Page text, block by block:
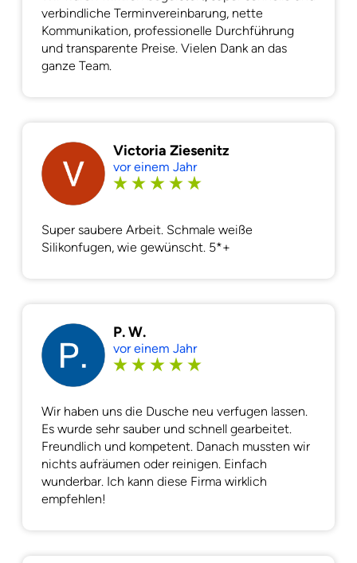
verbindliche Terminvereinbarung, nette
Kommunikation, professionelle Durchführung
und transparente Preise. Vielen Dank an das
ganze Team.
Victoria Ziesenitz
vor einem Jahr
Super saubere Arbeit. Schmale weiße
Silikonfugen, wie gewünscht. 5*+
P. W.
vor einem Jahr
Wir haben uns die Dusche neu verfugen lassen.
Es wurde sehr sauber und schnell gearbeitet.
Freundlich und kompetent. Danach mussten wir
nichts aufräumen oder reinigen. Einfach
wunderbar. Ich kann diese Firma wirklich
empfehlen!